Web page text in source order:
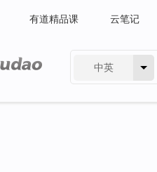
有道精品课 云笔记
中英